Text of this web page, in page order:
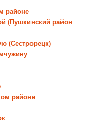
районе
(Пушкинский район
(Сестрорецк)
районе